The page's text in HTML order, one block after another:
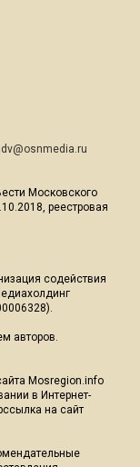
Московского
реестровая
содействия
авторов.
Mosregion.info
в Интернет-
на сайт